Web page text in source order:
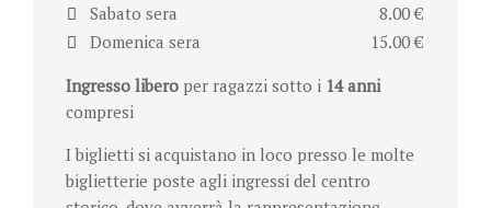
Sabato sera
8.00 €
Domenica sera
15.00 €
Ingresso libero per ragazzi sotto i 14 anni
compresi
I biglietti si acquistano in loco presso le molte
biglietterie poste agli ingressi del centro